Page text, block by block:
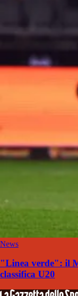
News
"Linea verde": il
classifica U20